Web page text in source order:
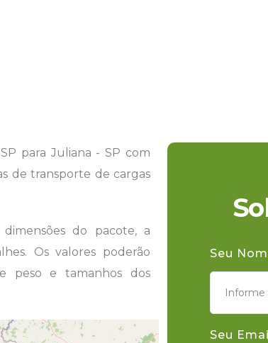
para Juliana - SP com
de transporte de cargas
do pacote, a
Os valores poderão
peso e tamanhos dos
Seu
Seu